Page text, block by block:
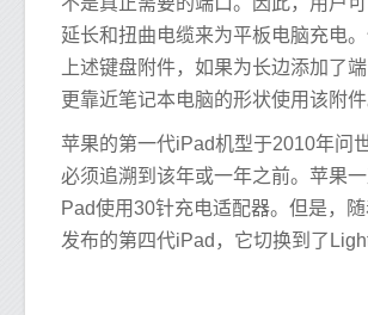
延长和扭曲电缆来为平板电脑充电
上述键盘附件，如果为长边添加了
更靠近笔记本电脑的形状使用该附件
苹果的第一代iPad机型于2010年问
必须追溯到该年或一年之前。苹果
Pad使用30针充电适配器。但是，
发布的第四代iPad，它切换到了